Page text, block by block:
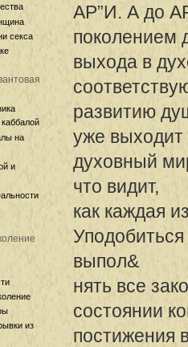
секса
на
и
из
АР”И. А до
поколением
выхода в
развитию
уже выходит
духовный
что видит,
как каждая
выпол&
нять все
состоянии